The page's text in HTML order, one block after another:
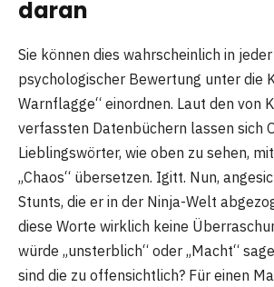
daran
Sie können dies wahrscheinlich in
psychologischer Bewertung unter die
Warnflagge“ einordnen. Laut den von
verfassten Datenbüchern lassen sich
Lieblingswörter, wie oben zu sehen,
„Chaos“ übersetzen. Igitt. Nun,
Stunts, die er in der Ninja-Welt
diese Worte wirklich keine
würde „unsterblich“ oder „Macht“
sind die zu offensichtlich? Für einen